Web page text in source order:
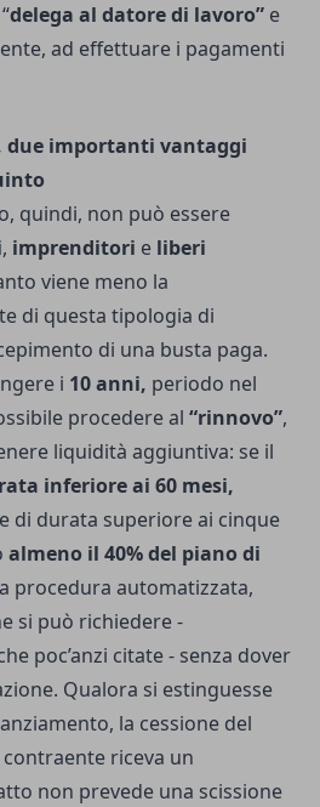
delega al datore di lavoro” e
ad effettuare i pagamenti
due importanti vantaggi
quindi, non può essere
, imprenditori e liberi
viene meno la
di questa tipologia di
di una busta paga.
i 10 anni, periodo nel
procedere al “rinnovo”,
liquidità aggiuntiva: se il
inferiore ai 60 mesi,
di durata superiore ai cinque
almeno il 40% del piano di
procedura automatizzata,
si può richiedere -
poc’anzi citate - senza dover
Qualora si estinguesse
la cessione del
riceva un
non prevede una scissione